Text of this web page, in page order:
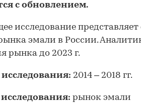
с обновлением.
исследование
эмали в России.
рынка до 2023 г.
2014 – 2018 гг.
рынок эмали